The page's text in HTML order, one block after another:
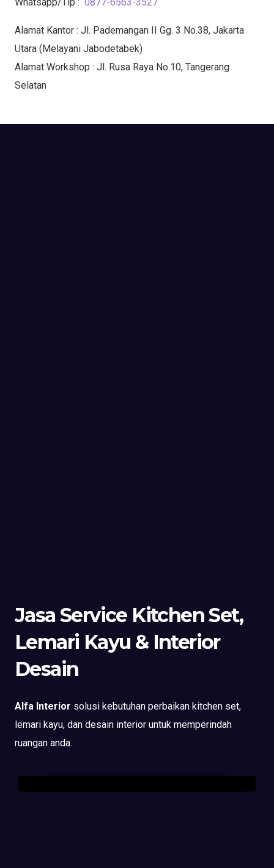
Alamat Kantor : Jl. Pademangan II Gg. 3 No.38, Jakarta
Utara (Melayani Jabodetabek)
Alamat Workshop : Jl. Rusa Raya No.10, Tangerang
Selatan
Jasa Service Kitchen Set,
Lemari Kayu & Interior
Desain
Alfa Interior solusi kebutuhan perbaikan kitchen set,
lemari kayu, dan desain interior untuk memperindah
ruangan anda.